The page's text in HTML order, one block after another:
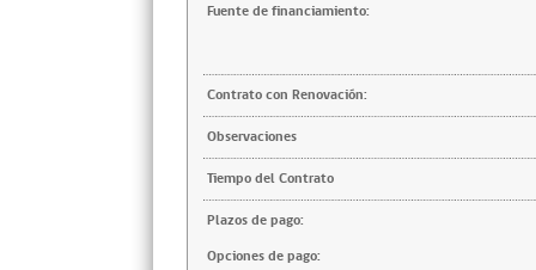
Fuente de financiamiento:
Contrato con Renovación:
Observaciones
Tiempo del Contrato
Plazos de pago:
Opciones de pago: